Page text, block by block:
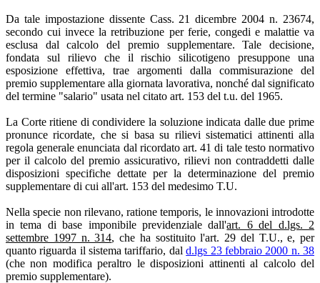
Da tale impostazione dissente Cass. 21 dicembre 2004 n. 23674,
secondo cui invece la retribuzione per ferie, congedi e malattie va
esclusa dal calcolo del premio supplementare. Tale decisione,
fondata sul rilievo che il rischio silicotigeno presuppone una
esposizione effettiva, trae argomenti dalla commisurazione del
premio supplementare alla giornata lavorativa, nonché dal significato
del termine "salario" usata nel citato art. 153 del t.u. del 1965.
La Corte ritiene di condividere la soluzione indicata dalle due prime
pronunce ricordate, che si basa su rilievi sistematici attinenti alla
regola generale enunciata dal ricordato art. 41 di tale testo normativo
per il calcolo del premio assicurativo, rilievi non contraddetti dalle
disposizioni specifiche dettate per la determinazione del premio
supplementare di cui all'art. 153 del medesimo T.U.
Nella specie non rilevano, ratione temporis, le innovazioni introdotte
in tema di base imponibile previdenziale dall'art. 6 del d.lgs. 2
settembre 1997 n. 314, che ha sostituito l'art. 29 del T.U., e, per
quanto riguarda il sistema tariffario, dald.lgs 23 febbraio 2000 n. 38
(che non modifica peraltro le disposizioni attinenti al calcolo del
premio supplementare).